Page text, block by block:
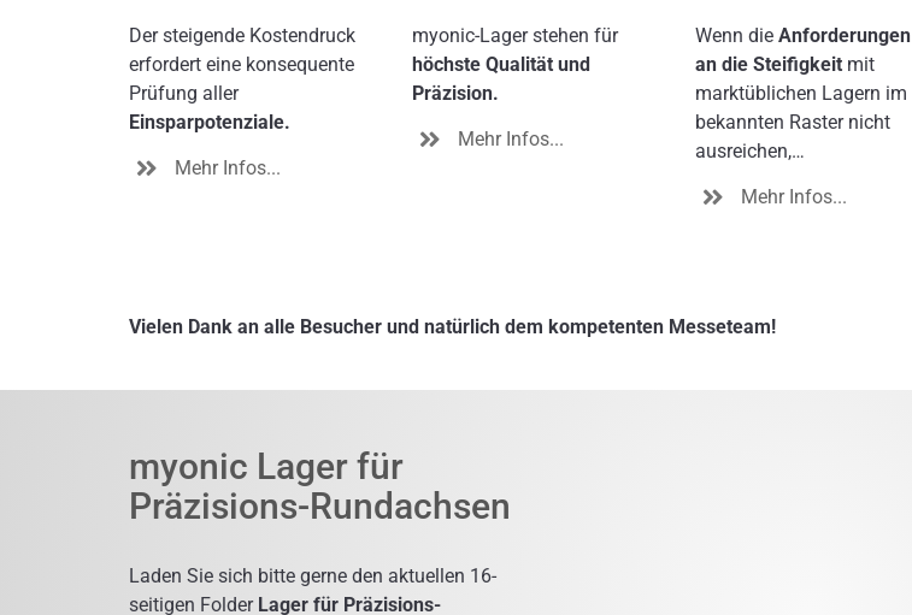
Der steigende Kostendruck
erfordert eine konsequente
Prüfung aller
Einsparpotenziale.
Mehr Infos...
myonic-Lager stehen für
höchste Qualität und
Präzision.
Mehr Infos...
Wenn dieAnforderungen
an die Steifigkeit mit
marktüblichen Lagern im
bekannten Raster nicht
ausreichen,…
Mehr Infos...
Vielen Dank an alle Besucher und natürlich dem kompetenten Messeteam!
myonic Lager für
Präzisions-Rundachsen
Laden Sie sich bitte gerne den aktuellen 16-
seitigen FolderLager für Präzisions-